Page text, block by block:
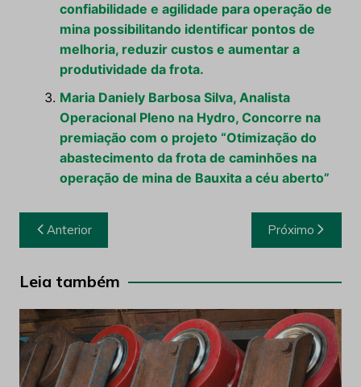
confiabilidade e agilidade para operação de
mina possibilitando identificar pontos de
melhoria, reduzir custos e aumentar a
produtividade da frota.
Maria Daniely Barbosa Silva, Analista
Operacional Pleno na Hydro, Concorre na
premiação com o projeto “Otimização do
abastecimento da frota de caminhões na
operação de mina de Bauxita a céu aberto”
Navegação
de
Post
Anterior Próximo
Leia também